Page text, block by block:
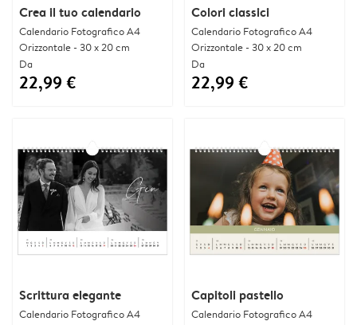
Crea il tuo calendario
Calendario Fotografico A4
Orizzontale - 30 x 20 cm
Da
22,99 €
Colori classici
Calendario Fotografico A4
Orizzontale - 30 x 20 cm
Da
22,99 €
Scrittura elegante
Calendario Fotografico A4
Capitoli pastello
Calendario Fotografico A4